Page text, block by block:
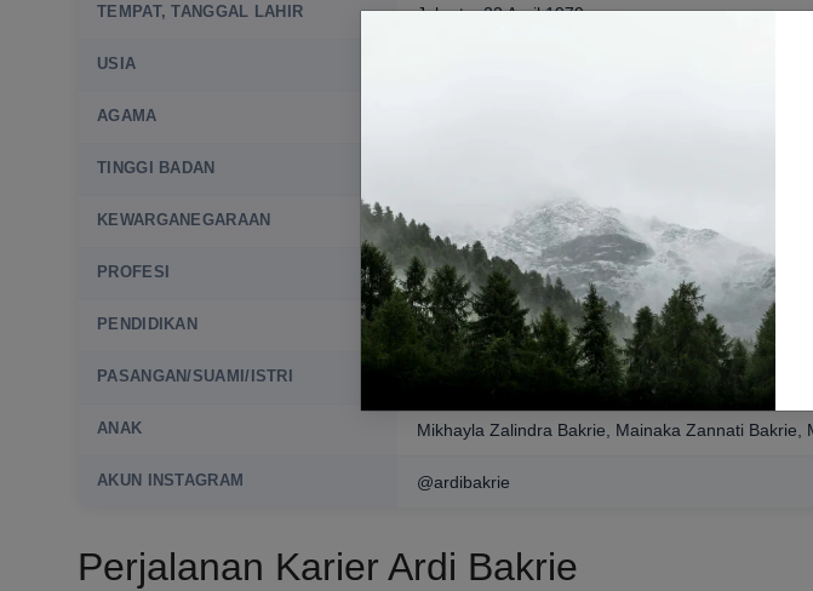
TEMPAT, TANGGAL LAHIR Jakarta, 22 April 1979
USIA
AGAMA
TINGGI BADAN
KEWARGANEGARAAN Indonesia
PROFESI Pengusaha, Direktur, Presiden Komisaris
PENDIDIKAN Georgetown University, Bentley University
PASANGAN/SUAMI/ISTRI Nia Ramadhani
ANAK Mikhayla Zalindra Bakrie, Mainaka Zannati Bakrie,
AKUN INSTAGRAM @ardibakrie
Perjalanan Karier Ardi Bakrie